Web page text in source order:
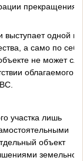
прекращения
одной из
а само по себе
не может
облагаемого
участка лишь
объект